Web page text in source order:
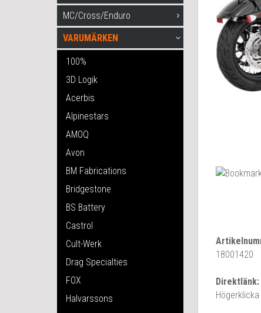
MC/Cross/Enduro
VARUMÄRKEN
100%
3D Logik
Acerbis
Alpinestars
AMOQ
Avon
BM Fabrications
Bridgestone
BS Battery
Castrol
Cult-Werk
Drag Specialties
FOX
Halvarssons
18001420
Direktlänk: